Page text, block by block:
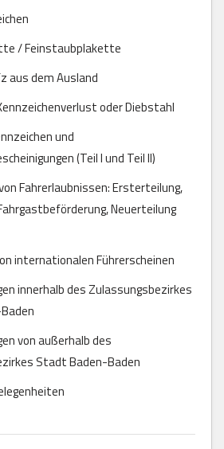
/ Feinstaubplakette
aus dem Ausland
oder Diebstahl
und
(Teil I und Teil II)
Fahrerlaubnissen: Ersterteilung,
Neuerteilung
internationalen Führerscheinen
innerhalb des Zulassungsbezirkes
von außerhalb des
Stadt Baden-Baden